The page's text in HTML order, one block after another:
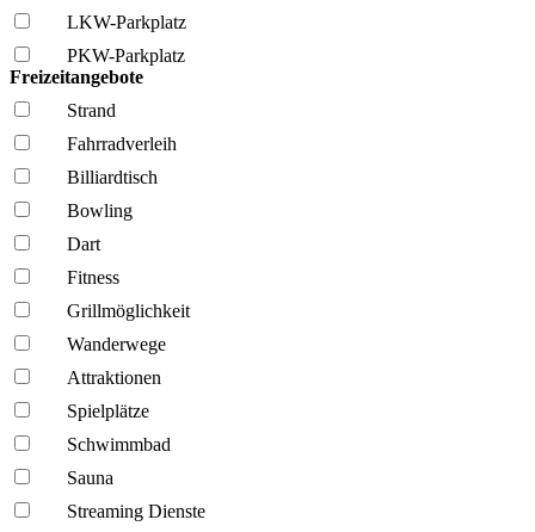
LKW-Parkplatz
PKW-Parkplatz
Freizeitangebote
Strand
Fahrrad­verleih
Billiardtisch
Bowling
Dart
Fitness
Grillmöglich­keit
Wanderwege
Attraktionen
Spielplätze
Schwimmbad
Sauna
Streaming Dienste